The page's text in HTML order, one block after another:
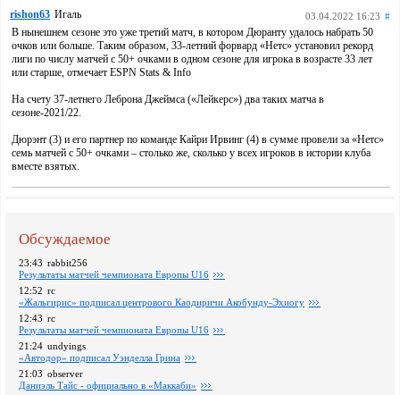
rishon63 Игаль 03.04.2022 16:23 #
В нынешнем сезоне это уже третий матч, в котором Дюранту удалось набрать 50
очков или больше. Таким образом, 33-летний форвард «Нетс» установил рекорд
лиги по числу матчей с 50+ очками в одном сезоне для игрока в возрасте 33 лет
или старше, отмечает ESPN Stats & Info
На счету 37-летнего Леброна Джеймса («Лейкерс») два таких матча в
сезоне-2021/22.
Дюрэнт (3) и его партнер по команде Кайри Ирвинг (4) в сумме провели за «Нетс»
семь матчей с 50+ очками – столько же, сколько у всех игроков в истории клуба
вместе взятых.
Обсуждаемое
23:43 rabbit256
Pезультаты матчей чемпионата Европы U16
12:52 rc
«Жальгирис» подписал центрового Каодиричи Акобунду-Эхиогу
12:43 rc
Pезультаты матчей чемпионата Европы U16
21:24 undyings
«Автодор» подписал Уэнделла Грина
21:03 observer
Даниэль Тайс - официально в «Маккаби»